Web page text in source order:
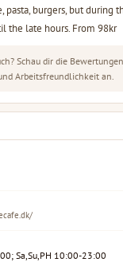
pasta, burgers, but during
the late hours. From 98kr
Schau dir die
Arbeitsfreundlichkeit an.
Sa,Su,PH 10:00-23:00